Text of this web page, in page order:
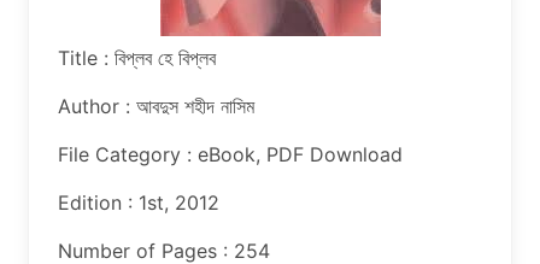
Title : বিপ্লব হে বিপ্লব
Author : আবদুস শহীদ নাসিম
File Category : eBook, PDF Download
Edition : 1st, 2012
Number of Pages : 254